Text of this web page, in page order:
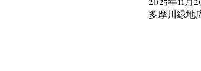
多摩川緑地